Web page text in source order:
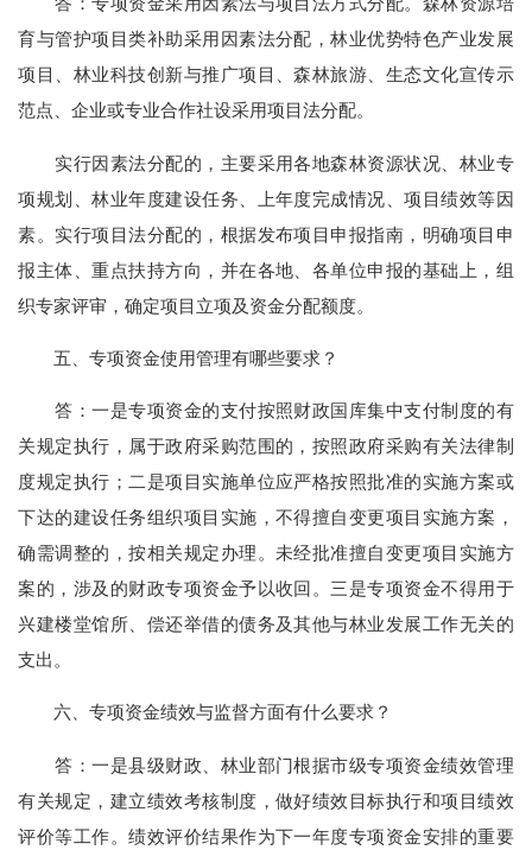
育与管护项目类补助采用因素法分配，林业优势特色产业发展
项目、林业科技创新与推广项目、森林旅游、生态文化宣传示
范点、企业或专业合作社设采用项目法分配。
实行因素法分配的，主要采用各地森林资源状况、林业专
项规划、林业年度建设任务、上年度完成情况、项目绩效等因
素。实行项目法分配的，根据发布项目申报指南，明确项目申
报主体、重点扶持方向，并在各地、各单位申报的基础上，组
织专家评审，确定项目立项及资金分配额度。
五、专项资金使用管理有哪些要求？
答：一是专项资金的支付按照财政国库集中支付制度的有
关规定执行，属于政府采购范围的，按照政府采购有关法律制
度规定执行；二是项目实施单位应严格按照批准的实施方案或
下达的建设任务组织项目实施，不得擅自变更项目实施方案，
确需调整的，按相关规定办理。未经批准擅自变更项目实施方
案的，涉及的财政专项资金予以收回。三是专项资金不得用于
兴建楼堂馆所、偿还举借的债务及其他与林业发展工作无关的
支出。
六、专项资金绩效与监督方面有什么要求？
答：一是县级财政、林业部门根据市级专项资金绩效管理
有关规定，建立绩效考核制度，做好绩效目标执行和项目绩效
评价等工作。绩效评价结果作为下一年度专项资金安排的重要